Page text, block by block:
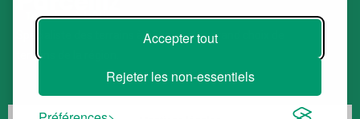
Accepter tout
Rejeter les non-essentiels
Spécialiste des terrains à bâtir. Le plus grand choix de
terrains de la région.